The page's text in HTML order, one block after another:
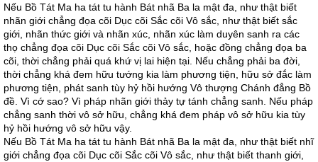
Nếu Bồ Tát Ma ha tát tu hành Bát nhã Ba la mật đa, như thật biết
nhãn giới chẳng đọa cõi Dục cõi Sắc cõi Vô sắc, như thật biết sắc
giới, nhãn thức giới và nhãn xúc, nhãn xúc làm duyên sanh ra các
thọ chẳng đọa cõi Dục cõi Sắc cõi Vô sắc, hoặc đồng chẳng đọa ba
cõi, thời chẳng phải quá khứ vị lai hiện tại. Nếu chẳng phải ba đời,
thời chẳng khá đem hữu tướng kia làm phương tiện, hữu sở đắc làm
phương tiện, phát sanh tùy hỷ hồi hướng Vô thượng Chánh đẳng Bồ
đề. Vì cớ sao? Vì pháp nhãn giới thảy tự tánh chẳng sanh. Nếu pháp
chẳng sanh thời vô sở hữu, chẳng khá đem pháp vô sở hữu kia tùy
hỷ hồi hướng vô sở hữu vậy.
Nếu Bồ Tát Ma ha tát tu hành Bát nhã Ba la mật đa, như thật biết nhĩ
giới chẳng đọa cõi Dục cõi Sắc cõi Vô sắc, như thật biết thanh giới,